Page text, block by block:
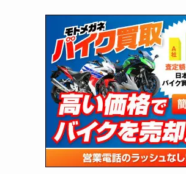
(51)
(34)
(5)
(12)
(65)
(109)
(16)
(25)
(24)
(47)
(15)
(5)
(16)
(62)
(4)
(6)
(17)
(5)
(131)
(38)
(131)
(167)
(85)
(21)
(61)
(171)
(98)
(13)
(60)
(274)
(171)
(38)
(47)
(59)
(16)
(141)
(255)
(204)
(166)
(23)
(33)
(34)
(35)
(41)
(415)
(16)
(75) (126)
(170)
(118)
(1,605)
(147)
(13)
(19)
(12)
(16)